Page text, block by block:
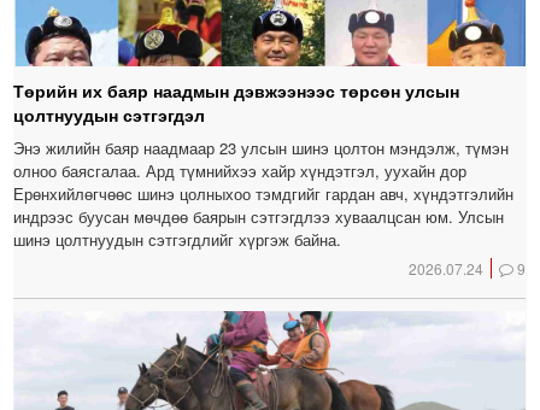
Төрийн их баяр наадмын дэвжээнээс төрсөн улсын
цолтнуудын сэтгэгдэл
Энэ жилийн баяр наадмаар 23 улсын шинэ цолтон мэндэлж, түмэн
олноо баясгалаа. Ард түмнийхээ хайр хүндэтгэл, уухайн дор
Ерөнхийлөгчөөс шинэ цолныхоо тэмдгийг гардан авч, хүндэтгэлийн
индрээс буусан мөчдөө баярын сэтгэгдлээ хуваалцсан юм. Улсын
шинэ цолтнуудын сэтгэгдлийг хүргэж байна.
2026.07.24 9